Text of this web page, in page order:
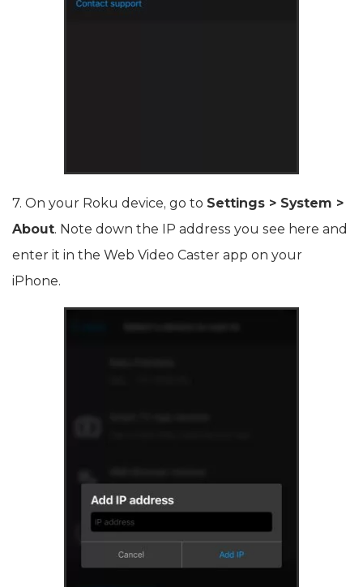
7. On your Roku device, go to Settings > System >
About. Note down the IP address you see here and
enter it in the Web Video Caster app on your
iPhone.